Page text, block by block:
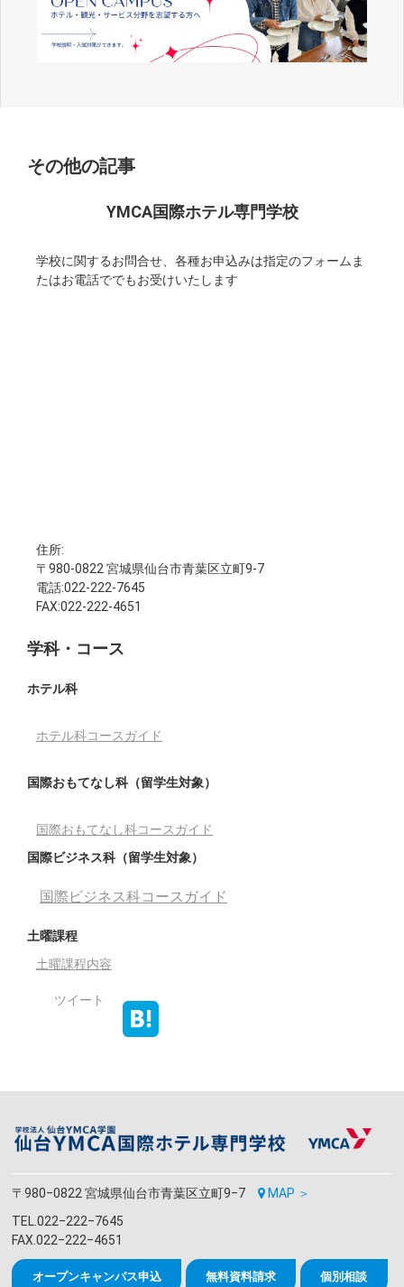
その他の記事
YMCA国際ホテル専門学校
学校に関するお問合せ、各種お申込みは指定のフォームま
たはお電話ででもお受けいたします
住所:
〒980-0822 宮城県仙台市青葉区立町9-7
電話:022-222-7645
FAX:022-222-4651
学科・コース
ホテル科
ホテル科コースガイド
国際おもてなし科（留学生対象）
国際おもてなし科コースガイド
国際ビジネス科（留学生対象）
国際ビジネス科コースガイド
土曜課程
土曜課程内容
ツイート
〒980‒0822 宮城県仙台市青葉区立町9‒7
MAP ＞
TEL.022‒222‒7645
FAX.022‒222‒4651
オープンキャンパス申込 無料資料請求 個別相談